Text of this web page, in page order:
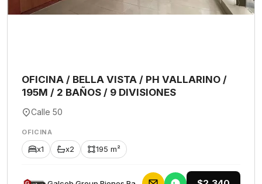
OFICINA / BELLA VISTA / PH VALLARINO /
195M / 2 BAÑOS / 9 DIVISIONES
Calle 50
OFICINA
x1 x2 195 m²